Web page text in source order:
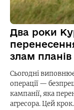
Два роки
злам
Сьогодні
операції —
кампанії, яка
агресора. Цей